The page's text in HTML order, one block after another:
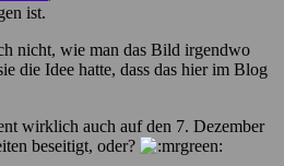
ist.
nicht, wie man das Bild irgendwo
die Idee hatte, dass das hier im Blog
wirklich auch auf den 7. Dezember
beseitigt, oder?